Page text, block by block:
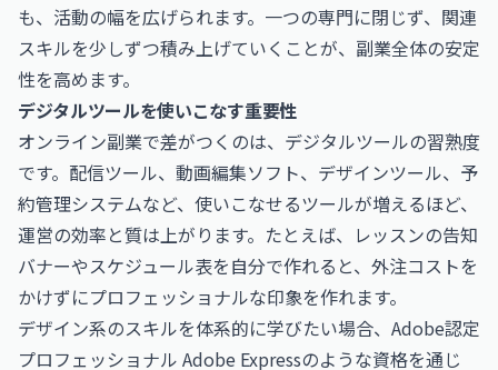
も、活動の幅を広げられます。一つの専門に閉じず、関連
スキルを少しずつ積み上げていくことが、副業全体の安定
性を高めます。
デジタルツールを使いこなす重要性
オンライン副業で差がつくのは、デジタルツールの習熟度
です。配信ツール、動画編集ソフト、デザインツール、予
約管理システムなど、使いこなせるツールが増えるほど、
運営の効率と質は上がります。たとえば、レッスンの告知
バナーやスケジュール表を自分で作れると、外注コストを
かけずにプロフェッショナルな印象を作れます。
デザイン系のスキルを体系的に学びたい場合、 Adobe認定
プロフェッショナル Adobe Expressのような資格を通じ